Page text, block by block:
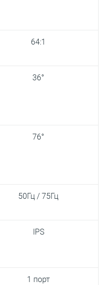
64:1
36°
76°
50Гц / 75Гц
IPS
1 порт